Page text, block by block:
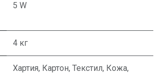
5 W
4 кг
Хартия, Картон, Текстил, Кожа,